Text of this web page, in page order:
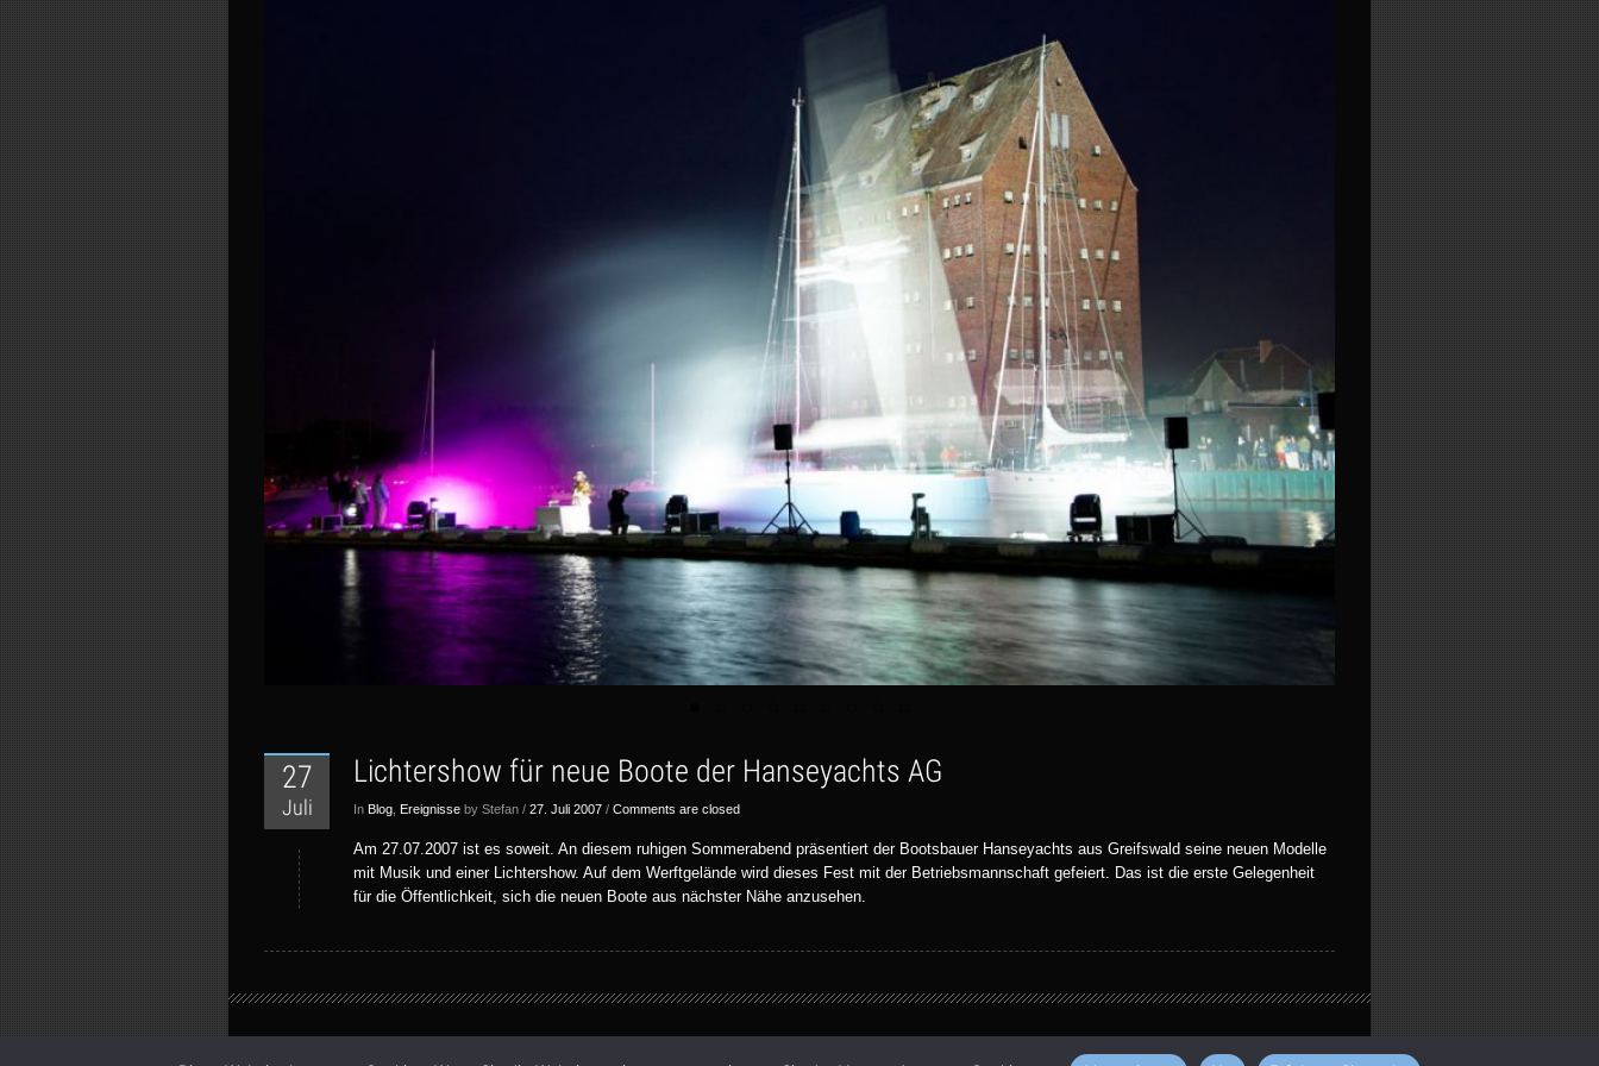
27
Juli
Lichtershow für neue Boote der Hanseyachts AG
In Blog Ereignisse by Stefan / 27. Juli 2007 / Comments are closed
Am 27.07.2007 ist es soweit. An diesem ruhigen Sommerabend präsentiert der Bootsbauer Hanseyachts aus Greifswald seine neuen Modelle
mit Musik und einer Lichtershow. Auf dem Werftgelände wird dieses Fest mit der Betriebsmannschaft gefeiert. Das ist die erste Gelegenheit
für die Öffentlichkeit, sich die neuen Boote aus nächster Nähe anzusehen.